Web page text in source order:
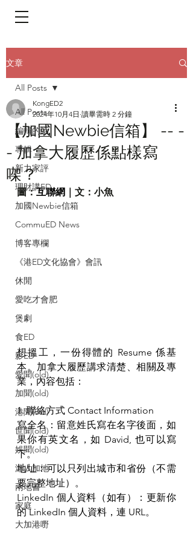
文章
All Posts
編輯的話
專輯
新力家評
理財講ED
加國Newbie信箱
CommuED News
博客專欄
《港ED文化協會》會訊
休閒
愛吃才會肥
煲劇
食ED
影ED
愛聞(old)
加聞(old)
港聞(old)
世聞(old)
娛聞(old)
港人加地
兩地書
家庭
大加港嘢
All Posts
【加國Newbie信箱】 -- -
- 加拿大履歷係點樣寫
㗎？
KongED2
2024年10月4日 讀畢需時 2 分鐘
圖：互聯網 ｜文：小魚
想搵工，一份得體的 Resume 係基
本。加拿大履歷講求清楚、相關及專
業，內容包括：
1. 聯絡方式 Contact Information
寫全名：留意姓氏寫在名字後面，如
果你有英文名，如 David, 也可以寫
下。
地址：可以只列出城市和省份（不需
要完整地址）。
LinkedIn 個人資料（如有）：更新你
的 LinkedIn 個人資料，連 URL。